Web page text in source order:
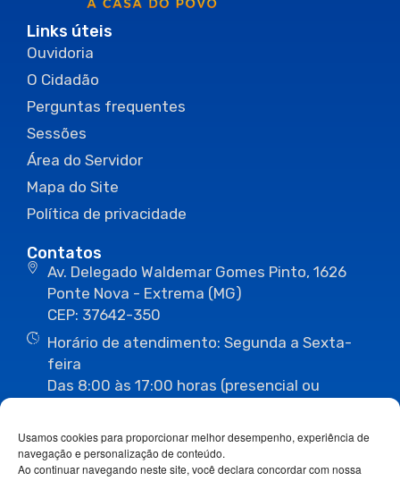
Usamos cookies para proporcionar melhor desempenho, experiência de
navegação e personalização de conteúdo.
Ao continuar navegando neste site, você declara concordar com nossa
Links úteis
Ouvidoria
O Cidadão
Perguntas frequentes
Sessões
Área do Servidor
Mapa do Site
Política de privacidade
Contatos
Av. Delegado Waldemar Gomes Pinto, 1626
Ponte Nova - Extrema (MG)
CEP: 37642-350
Horário de atendimento: Segunda a Sexta-
feira
Das 8:00 às 17:00 horas (presencial ou
(35) 3435-1112 (35) 3435-3063
ouvidoria@camaraextrema.mg.gov.br
imprensa@camaraextrema.mg.gov.br